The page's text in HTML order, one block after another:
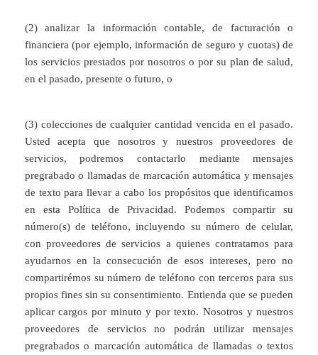
(2) analizar la información contable, de facturación o
financiera (por ejemplo, información de seguro y cuotas) de
los servicios prestados por nosotros o por su plan de salud,
en el pasado, presente o futuro, o
(3) colecciones de cualquier cantidad vencida en el pasado.
Usted acepta que nosotros y nuestros proveedores de
servicios, podremos contactarlo mediante mensajes
pregrabado o llamadas de marcación automática y mensajes
de texto para llevar a cabo los propósitos que identificamos
en esta Política de Privacidad. Podemos compartir su
número(s) de teléfono, incluyendo su número de celular,
con proveedores de servicios a quienes contratamos para
ayudarnos en la consecución de esos intereses, pero no
compartirémos su número de teléfono con terceros para sus
propios fines sin su consentimiento. Entienda que se pueden
aplicar cargos por minuto y por texto. Nosotros y nuestros
proveedores de servicios no podrán utilizar mensajes
pregrabados o marcación automática de llamadas o textos